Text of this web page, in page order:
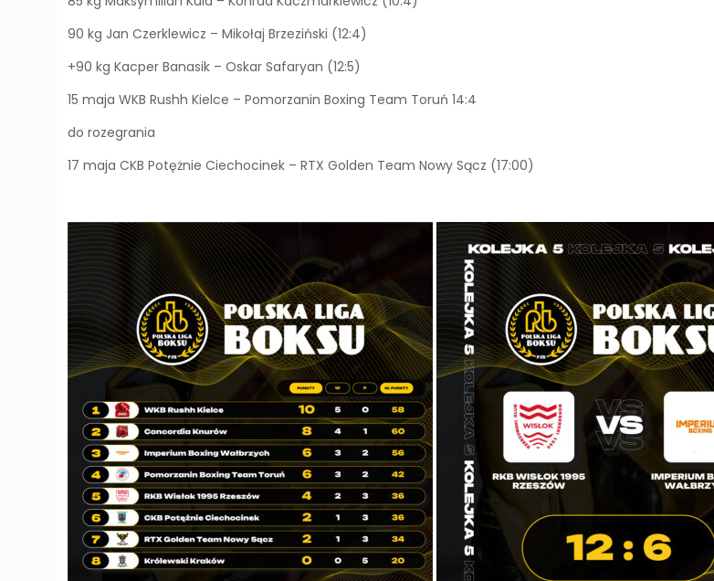
90 kg Jan Czerklewicz – Mikołaj Brzeziński (12:4)
+90 kg Kacper Banasik – Oskar Safaryan (12:5)
15 maja WKB Rushh Kielce – Pomorzanin Boxing Team Toruń 14:4
do rozegrania
17 maja CKB Potężnie Ciechocinek – RTX Golden Team Nowy Sącz (17:00)